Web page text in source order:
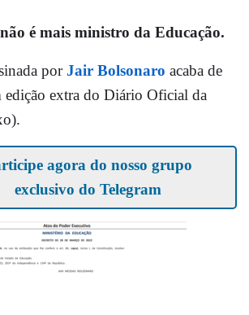
não é mais ministro da Educação.
porJair Bolsonaro acaba de
edição extra do Diário Oficial da
agora do nosso grupo
exclusivo do Telegram